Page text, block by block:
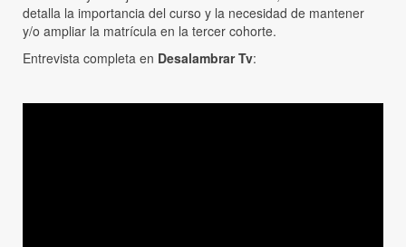
detalla la importancia del curso y la necesidad de mantener
y/o ampliar la matrícula en la tercer cohorte.
Entrevista completa en Desalambrar Tv: